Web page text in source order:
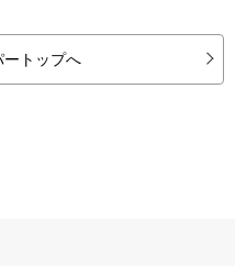
ートップへ